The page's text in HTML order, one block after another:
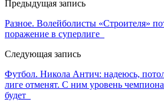
Предыдущая запись
Разное. Волейболисты «Строителя»
поражение в суперлиге
Следующая запись
Футбол. Никола Антич: надеюсь,
лиге отменят. С ним уровень
будет